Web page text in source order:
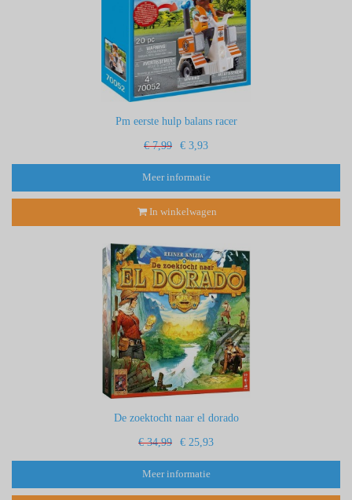
Pm eerste hulp balans racer
€ 7,99 € 3,93
Meer informatie
In winkelwagen
De zoektocht naar el dorado
€ 34,99 € 25,93
Meer informatie